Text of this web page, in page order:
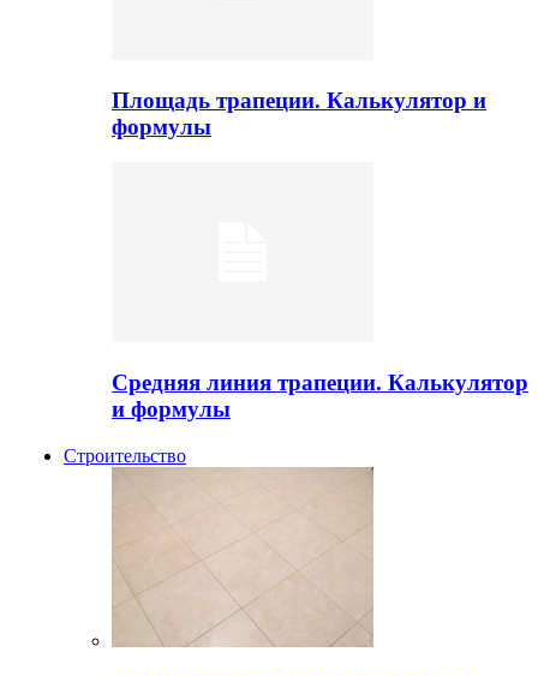
Площадь трапеции. Калькулятор и
формулы
Средняя линия трапеции. Калькулятор
и формулы
Строительство